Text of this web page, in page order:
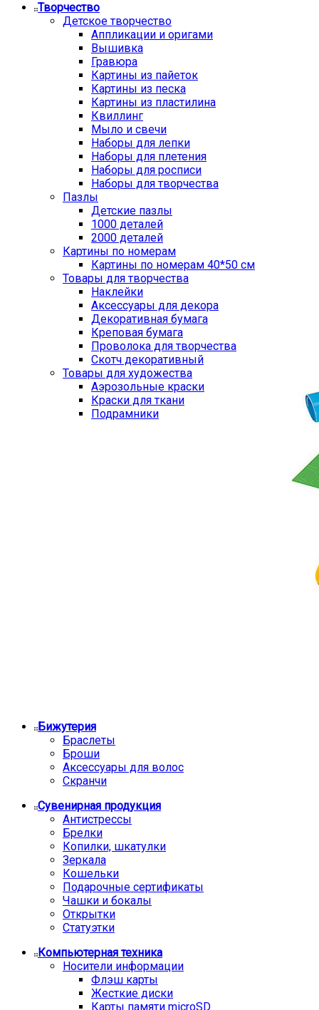
Творчество
Детское творчество
Аппликации и оригами
Вышивка
Гравюра
Картины из пайеток
Картины из песка
Картины из пластилина
Квиллинг
Мыло и свечи
Наборы для лепки
Наборы для плетения
Наборы для росписи
Наборы для творчества
Пазлы
Детские пазлы
1000 деталей
2000 деталей
Картины по номерам
Картины по номерам 40*50 см
Товары для творчества
Наклейки
Аксессуары для декора
Декоративная бумага
Креповая бумага
Проволока для творчества
Скотч декоративный
Товары для художества
Аэрозольные краски
Краски для ткани
Подрамники
Бижутерия
Браслеты
Броши
Аксессуары для волос
Скранчи
Сувенирная продукция
Антистрессы
Брелки
Копилки, шкатулки
Зеркала
Кошельки
Подарочные сертификаты
Чашки и бокалы
Открытки
Статуэтки
Компьютерная техника
Носители информации
Флэш карты
Жесткие диски
Карты памяти microSD